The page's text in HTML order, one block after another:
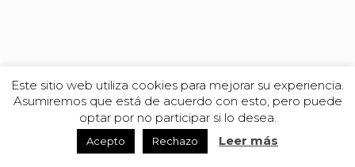
Este sitio web utiliza cookies para mejorar su experiencia.
Asumiremos que está de acuerdo con esto, pero puede
optar por no participar si lo desea.
Acepto Rechazo Leer más